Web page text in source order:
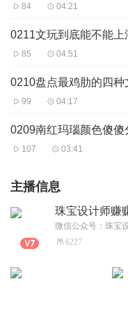
84 04:21
0211文玩到底能不能上
85 04:51
0210盘点最鸡肋的四种
99 04:17
0209南红玛瑙颜色傻傻
107 03:41
主播信息
珠宝设计师赚
微信公众号：珠宝
6227